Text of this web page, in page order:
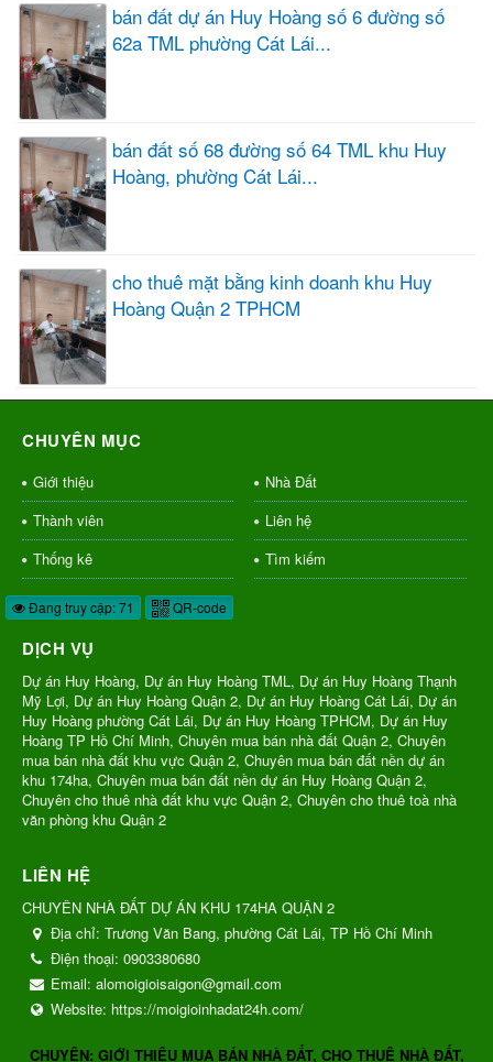
bán đất dự án Huy Hoàng số 6 đường số
62a TML phường Cát Lái...
bán đất số 68 đường số 64 TML khu Huy
Hoàng, phường Cát Lái...
cho thuê mặt bằng kinh doanh khu Huy
Hoàng Quận 2 TPHCM
CHUYÊN MỤC
Giới thiệu
Nhà Đất
Thành viên
Liên hệ
Thống kê
Tìm kiếm
Đang truy cập: 71 QR-code
DỊCH VỤ
Dự án Huy Hoàng, Dự án Huy Hoàng TML, Dự án Huy Hoàng Thạnh
Mỹ Lợi, Dự án Huy Hoàng Quận 2, Dự án Huy Hoàng Cát Lái, Dự án
Huy Hoàng phường Cát Lái, Dự án Huy Hoàng TPHCM, Dự án Huy
Hoàng TP Hồ Chí Minh, Chuyên mua bán nhà đất Quận 2, Chuyên
mua bán nhà đất khu vực Quận 2, Chuyên mua bán đất nền dự án
khu 174ha, Chuyên mua bán đất nền dự án Huy Hoàng Quận 2,
Chuyên cho thuê nhà đất khu vực Quận 2, Chuyên cho thuê toà nhà
văn phòng khu Quận 2
LIÊN HỆ
CHUYÊN NHÀ ĐẤT DỰ ÁN KHU 174HA QUẬN 2
Địa chỉ: Trương Văn Bang, phường Cát Lái, TP Hồ Chí Minh
Điện thoại: 0903380680
Email: alomoigioisaigon@gmail.com
Website: https://moigioinhadat24h.com/
CHUYÊN: GIỚI THIỆU MUA BÁN NHÀ ĐẤT, CHO THUÊ NHÀ ĐẤT,